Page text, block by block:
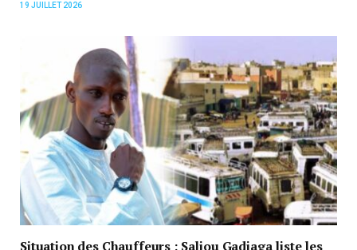
19 JUILLET 2026
Situation des Chauffeurs : Saliou Gadiaga liste les